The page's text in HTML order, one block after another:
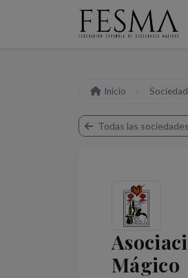
Inicio
Todas las sociedades
Mágico